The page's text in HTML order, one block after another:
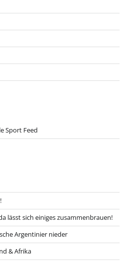
Sport Feed
lässt sich einiges zusammenbrauen!
Argentinier nieder
& Afrika